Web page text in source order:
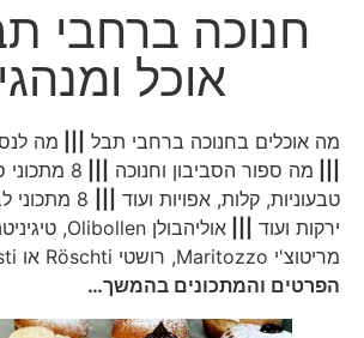
חנוכה ברחבי
אוכל
מה אוכלים בחנוכה ברחבי תבל|||
מה לנס
מה ספור הסביבון וחנוכה|||
8 מתכוני
טבעוניות, קלות, אפויות ועוד|||
8 מתכוני
ירקות ועוד|||
מריטוצ'י Maritozzo, רושטי Röschti או Rösti
הפרטים והמתכונים בהמשך…